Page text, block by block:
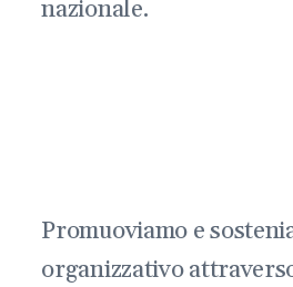
nazionale.
Promuoviamo e
organizzativo